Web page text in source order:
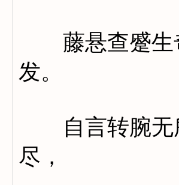
藤悬查蹙生
发。
自言转腕无
尽，